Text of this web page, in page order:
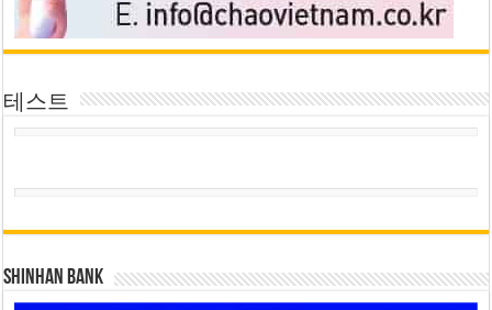
테스트
SHINHAN BANK